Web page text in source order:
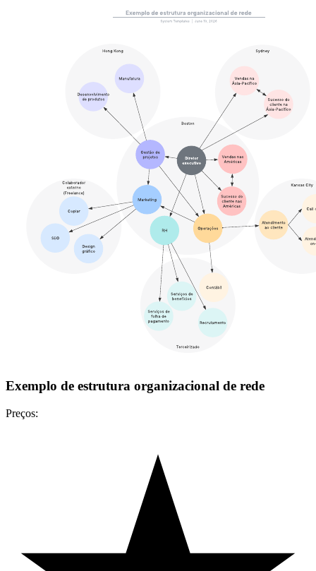
Exemplo de estrutura organizacional de rede
Preços: